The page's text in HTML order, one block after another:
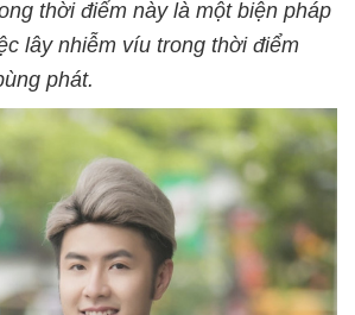
thời điểm này là một biện pháp
lây nhiễm víu trong thời điểm
phát.